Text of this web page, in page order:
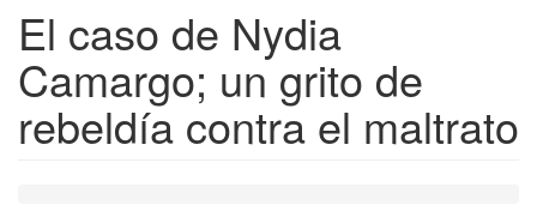
El caso de Nydia
Camargo; un grito de
rebeldía contra el maltrato